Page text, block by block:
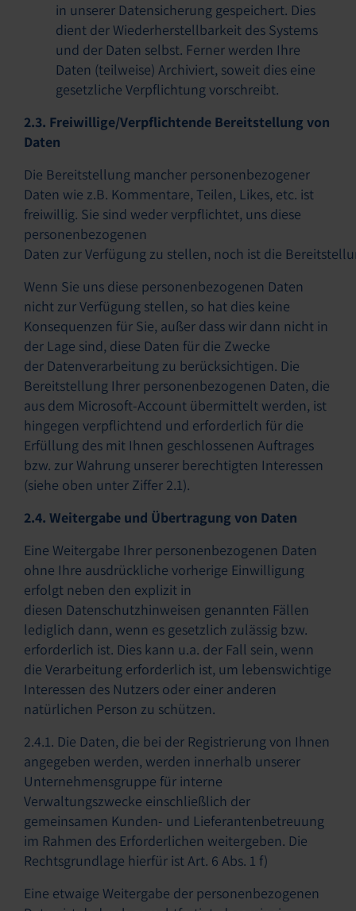
in unserer Datensicherung gespeichert. Dies
dient der Wiederherstellbarkeit des Systems
und der Daten selbst. Ferner werden Ihre
Daten (teilweise) Archiviert, soweit dies eine
gesetzliche Verpflichtung vorschreibt.
2.3. Freiwillige/Verpflichtende Bereitstellung von
Daten
Die Bereitstellung mancher personenbezogener
Daten wie z.B. Kommentare, Teilen, Likes, etc. ist
freiwillig. Sie sind weder verpflichtet, uns diese
personenbezogenen
Daten zur Verfügung zu stellen, noch ist die
Wenn Sie uns diese personenbezogenen Daten
nicht zur Verfügung stellen, so hat dies keine
Konsequenzen für Sie, außer dass wir dann nicht in
der Lage sind, diese Daten für die Zwecke
der Datenverarbeitung zu berücksichtigen. Die
Bereitstellung Ihrer personenbezogenen Daten, die
aus dem Microsoft-Account übermittelt werden, ist
hingegen verpflichtend und erforderlich für die
Erfüllung des mit Ihnen geschlossenen Auftrages
bzw. zur Wahrung unserer berechtigten Interessen
(siehe oben unter Ziffer 2.1).
2.4. Weitergabe und Übertragung von Daten
Eine Weitergabe Ihrer personenbezogenen Daten
ohne Ihre ausdrückliche vorherige Einwilligung
erfolgt neben den explizit in
diesen Datenschutzhinweisen genannten Fällen
lediglich dann, wenn es gesetzlich zulässig bzw.
erforderlich ist. Dies kann u.a. der Fall sein, wenn
die Verarbeitung erforderlich ist, um lebenswichtige
Interessen des Nutzers oder einer anderen
natürlichen Person zu schützen.
2.4.1. Die Daten, die bei der Registrierung von Ihnen
angegeben werden, werden innerhalb unserer
Unternehmensgruppe für interne
Verwaltungszwecke einschließlich der
gemeinsamen Kunden- und Lieferantenbetreuung
im Rahmen des Erforderlichen weitergeben. Die
Rechtsgrundlage hierfür ist Art. 6 Abs. 1 f)
Eine etwaige Weitergabe der personenbezogenen